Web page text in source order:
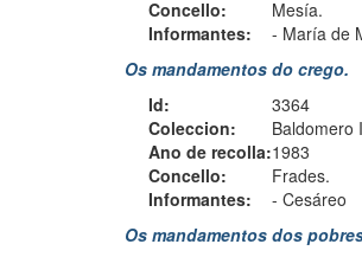
Concello:
Mesía.
Informantes:
- María de
Os mandamentos do crego.
Id:
3364
Coleccion:
Baldomero
Ano de recolla:1983
Concello:
Frades.
Informantes:
- Cesáreo
Os mandamentos dos